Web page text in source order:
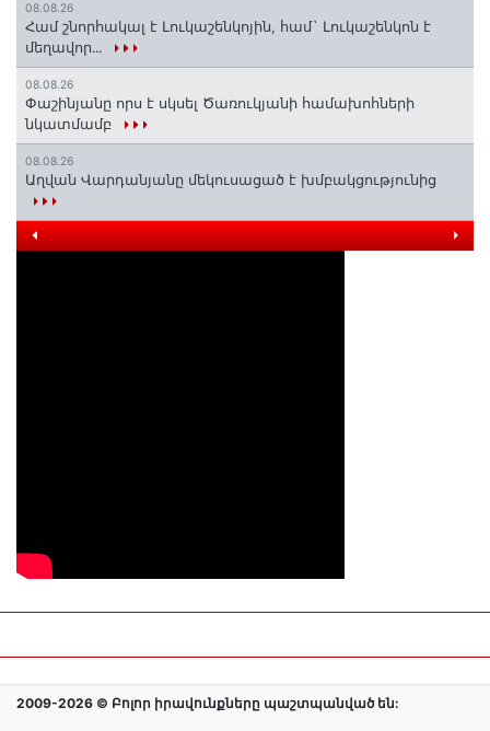
08.08.26
Համ շնորհակալ է Լուկաշենկոյին, համ` Լուկաշենկոն է
մեղավոր․․․
08.08.26
Փաշինյանը որս է սկսել Ծառուկյանի համախոհների
նկատմամբ
08.08.26
Աղվան Վարդանյանը մեկուսացած է խմբակցությունից
2009-2026 © Բոլոր իրավունքները պաշտպանված են: